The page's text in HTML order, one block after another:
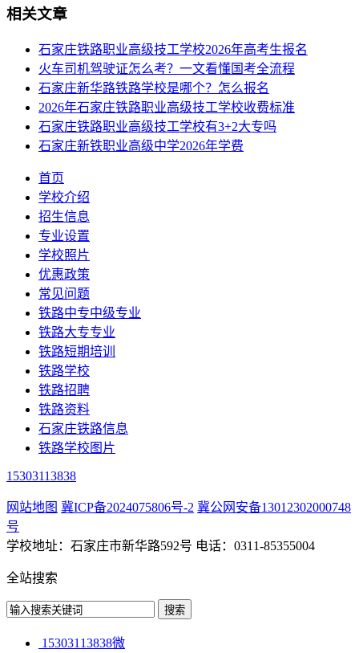
相关文章
石家庄铁路职业高级技工学校2026年高考生报名
火车司机驾驶证怎么考？一文看懂国考全流程
石家庄新华路铁路学校是哪个？怎么报名
2026年石家庄铁路职业高级技工学校收费标准
石家庄铁路职业高级技工学校有3+2大专吗
石家庄新铁职业高级中学2026年学费
首页
学校介绍
招生信息
专业设置
学校照片
优惠政策
常见问题
铁路中专中级专业
铁路大专专业
铁路短期培训
铁路学校
铁路招聘
铁路资料
石家庄铁路信息
铁路学校图片
15303113838
网站地图 冀ICP备2024075806号-2 冀公网安备13012302000748
号
学校地址：石家庄市新华路592号 电话：0311-85355004
全站搜索
15303113838微